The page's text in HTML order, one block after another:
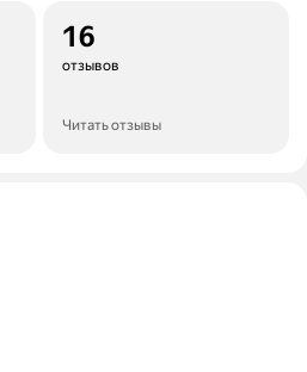
16
отзывов
Читать отзывы